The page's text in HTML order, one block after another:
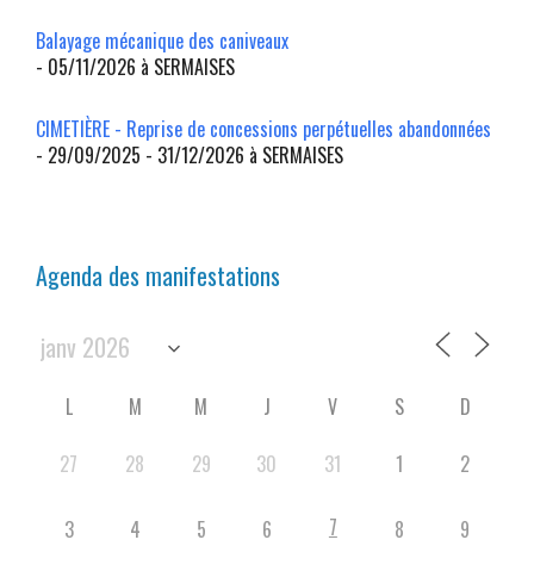
Balayage mécanique des caniveaux
- 05/11/2026 à SERMAISES
CIMETIÈRE - Reprise de concessions perpétuelles abandonnées
- 29/09/2025 - 31/12/2026 à SERMAISES
Agenda des manifestations
L M M J V S
D
27
28 29 30 31 1 2
3 4 5 6 7 8 9